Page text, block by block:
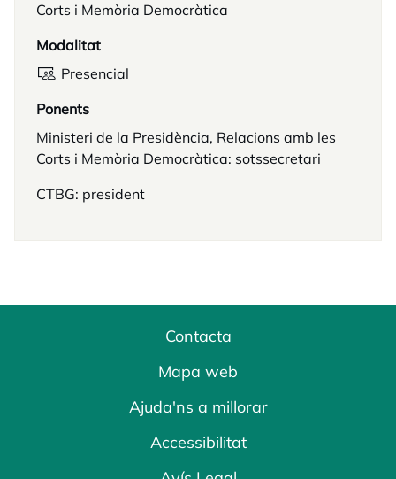
Corts i Memòria Democràtica
Modalitat
Presencial
Ponents
Ministeri de la Presidència, Relacions amb les
Corts i Memòria Democràtica: sotssecretari
CTBG: president
Contacta
Mapa web
Ajuda'ns a millorar
Accessibilitat